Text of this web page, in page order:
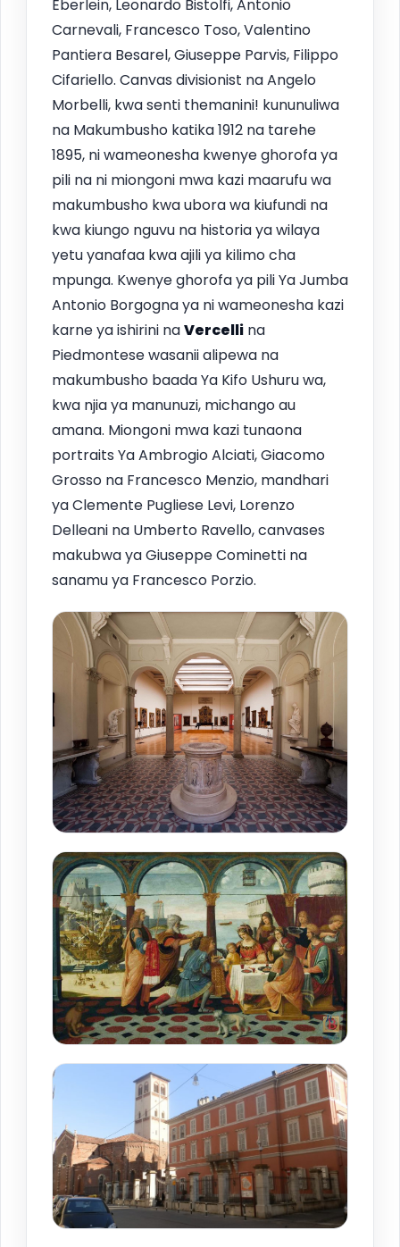
Eberlein, Leonardo Bistolfi, Antonio
Carnevali, Francesco Toso, Valentino
Pantiera Besarel, Giuseppe Parvis, Filippo
Cifariello. Canvas divisionist na Angelo
Morbelli, kwa senti themanini! kununuliwa
na Makumbusho katika 1912 na tarehe
1895, ni wameonesha kwenye ghorofa ya
pili na ni miongoni mwa kazi maarufu wa
makumbusho kwa ubora wa kiufundi na
kwa kiungo nguvu na historia ya wilaya
yetu yanafaa kwa ajili ya kilimo cha
mpunga. Kwenye ghorofa ya pili Ya Jumba
Antonio Borgogna ya ni wameonesha kazi
karne ya ishirini naVercelli na
Piedmontese wasanii alipewa na
makumbusho baada Ya Kifo Ushuru wa,
kwa njia ya manunuzi, michango au
amana. Miongoni mwa kazi tunaona
portraits Ya Ambrogio Alciati, Giacomo
Grosso na Francesco Menzio, mandhari
ya Clemente Pugliese Levi, Lorenzo
Delleani na Umberto Ravello, canvases
makubwa ya Giuseppe Cominetti na
sanamu ya Francesco Porzio.